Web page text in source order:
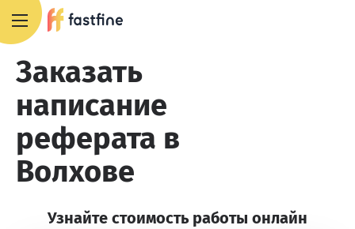
Заказать
написание
реферата в
Волхове
Узнайте стоимость работы онлайн